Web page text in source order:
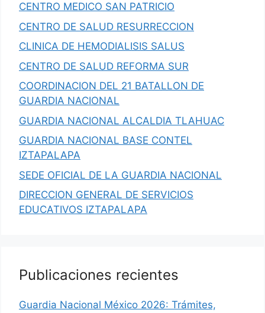
CENTRO MEDICO SAN PATRICIO
CENTRO DE SALUD RESURRECCION
CLINICA DE HEMODIALISIS SALUS
CENTRO DE SALUD REFORMA SUR
COORDINACION DEL 21 BATALLON DE
GUARDIA NACIONAL
GUARDIA NACIONAL ALCALDIA TLAHUAC
GUARDIA NACIONAL BASE CONTEL
IZTAPALAPA
SEDE OFICIAL DE LA GUARDIA NACIONAL
DIRECCION GENERAL DE SERVICIOS
EDUCATIVOS IZTAPALAPA
Publicaciones recientes
Guardia Nacional México 2026: Trámites,